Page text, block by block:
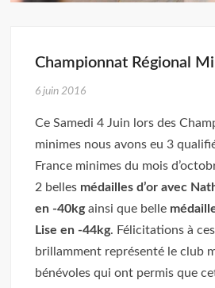
Championnat Régional
6 juin 2016
Ce Samedi 4 Juin lors des
minimes nous avons eu 3
France minimes du mois
2 belles médailles d’or avec
en -40kgainsi que belle
Lise en -44kg. Félicitations à
brillamment représenté le club
bénévoles qui ont permis que